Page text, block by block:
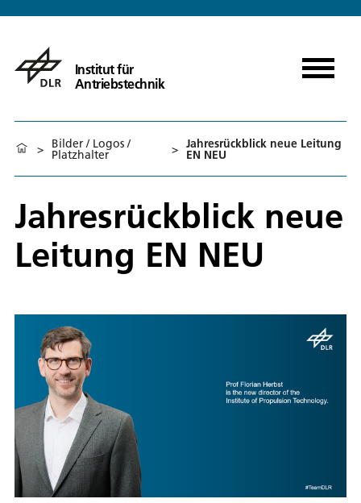
Institut für
Antriebstechnik
> Bilder / Logos /
Platzhalter > Jahresrückblick neue Leitung
EN NEU
Jahresrückblick neue
Leitung EN NEU